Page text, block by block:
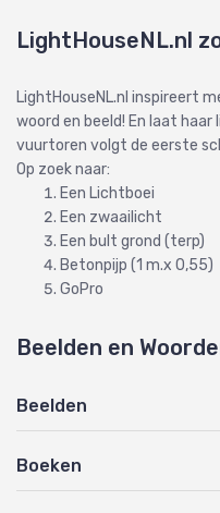
LightHouseNL.nl
LightHouseNL.nl inspireert
woord en beeld! En laat
vuurtoren volgt de eerste
Op zoek naar:
Een Lichtboei
Een zwaailicht
Een bult grond (terp)
Betonpijp (1 m.x 0,55)
GoPro
Beelden en
Beelden
Boeken